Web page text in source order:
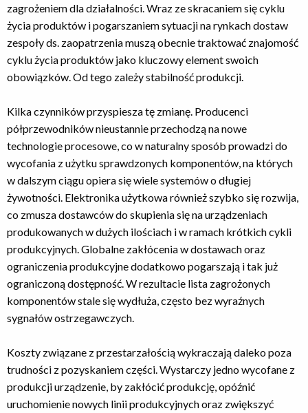
zagrożeniem dla działalności. Wraz ze skracaniem się cyklu
życia produktów i pogarszaniem sytuacji na rynkach dostaw
zespoły ds. zaopatrzenia muszą obecnie traktować znajomość
cyklu życia produktów jako kluczowy element swoich
obowiązków. Od tego zależy stabilność produkcji.
Kilka czynników przyspiesza tę zmianę. Producenci
półprzewodników nieustannie przechodzą na nowe
technologie procesowe, co w naturalny sposób prowadzi do
wycofania z użytku sprawdzonych komponentów, na których
w dalszym ciągu opiera się wiele systemów o długiej
żywotności. Elektronika użytkowa również szybko się rozwija,
co zmusza dostawców do skupienia się na urządzeniach
produkowanych w dużych ilościach i w ramach krótkich cykli
produkcyjnych. Globalne zakłócenia w dostawach oraz
ograniczenia produkcyjne dodatkowo pogarszają i tak już
ograniczoną dostępność. W rezultacie lista zagrożonych
komponentów stale się wydłuża, często bez wyraźnych
sygnałów ostrzegawczych.
Koszty związane z przestarzałością wykraczają daleko poza
trudności z pozyskaniem części. Wystarczy jedno wycofane z
produkcji urządzenie, by zakłócić produkcję, opóźnić
uruchomienie nowych linii produkcyjnych oraz zwiększyć